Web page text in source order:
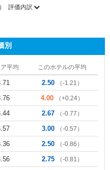
） 評価内訳
別
平均 このホテルの平均
2.50 （-1.21）
4.00 （+0.24）
2.67 （-0.77）
3.00 （-0.57）
2.50 （-0.86）
2.75 （-0.81）